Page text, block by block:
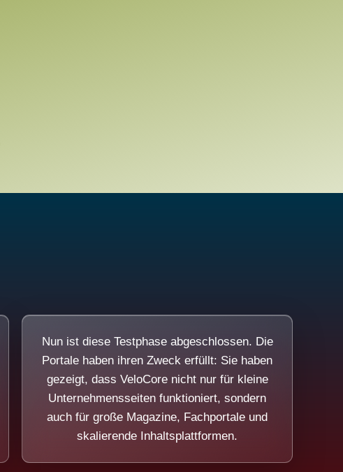
Nun ist diese Testphase abgeschlossen. Die
Portale haben ihren Zweck erfüllt: Sie haben
gezeigt, dass VeloCore nicht nur für kleine
Unternehmensseiten funktioniert, sondern
auch für große Magazine, Fachportale und
skalierende Inhaltsplattformen.